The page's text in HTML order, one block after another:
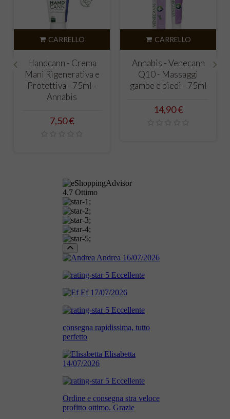
- Crema
e
- 75ml -
Annabis - Venecann
Q10 - Massaggi
gambe e piedi - 75ml
Activecann -
muscoli,
articolazioni